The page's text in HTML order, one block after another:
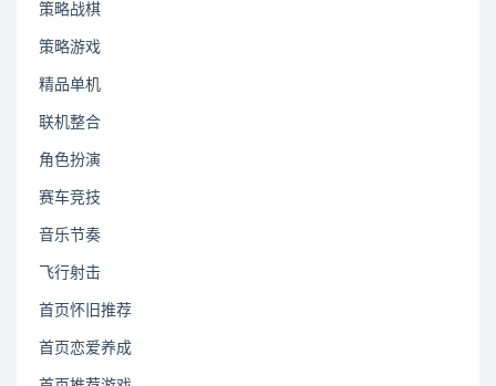
策略战棋
策略游戏
精品单机
联机整合
角色扮演
赛车竞技
音乐节奏
飞行射击
首页怀旧推荐
首页恋爱养成